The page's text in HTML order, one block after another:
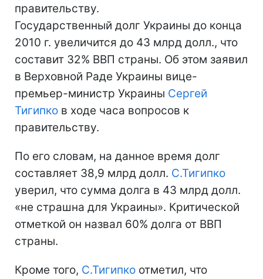
правительству.
Государственный долг Украины до конца
2010 г. увеличится до 43 млрд долл., что
составит 32% ВВП страны. Об этом заявил
в Верховной Раде Украины вице-
премьер-министр Украины Сергей
Тигипко в ходе часа вопросов к
правительству.
По его словам, на данное время долг
составляет 38,9 млрд долл. С.Тигипко
уверил, что сумма долга в 43 млрд долл.
«не страшна для Украины». Критической
отметкой он назвал 60% долга от ВВП
страны.
Кроме того, С.Тигипко отметил, что